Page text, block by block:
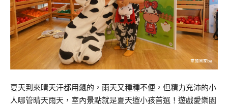
夏天到來晴天汗都用飆的，雨天又種種不便，但精力充沛的小
人哪管晴天雨天，室內景點就是夏天遛小孩首選！遊戲愛樂園